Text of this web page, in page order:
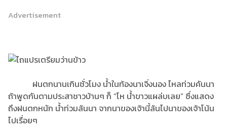
Advertisement
ฝนตกนานเกินชั่วโมง น้ำในท้องนาเจิ่งนอง ไหลท่วมคันนา
ถ้าพูดกันตามประสาชาวบ้านๆ ก็ “โห น้ำขาวแผล่บเลย” ซึ่งแสดง
ถึงฝนตกหนัก น้ำท่วมล้นนา จากนาของเจ้านี้ล้นไปนาของเจ้าโน้น
ไปเรื่อยๆ